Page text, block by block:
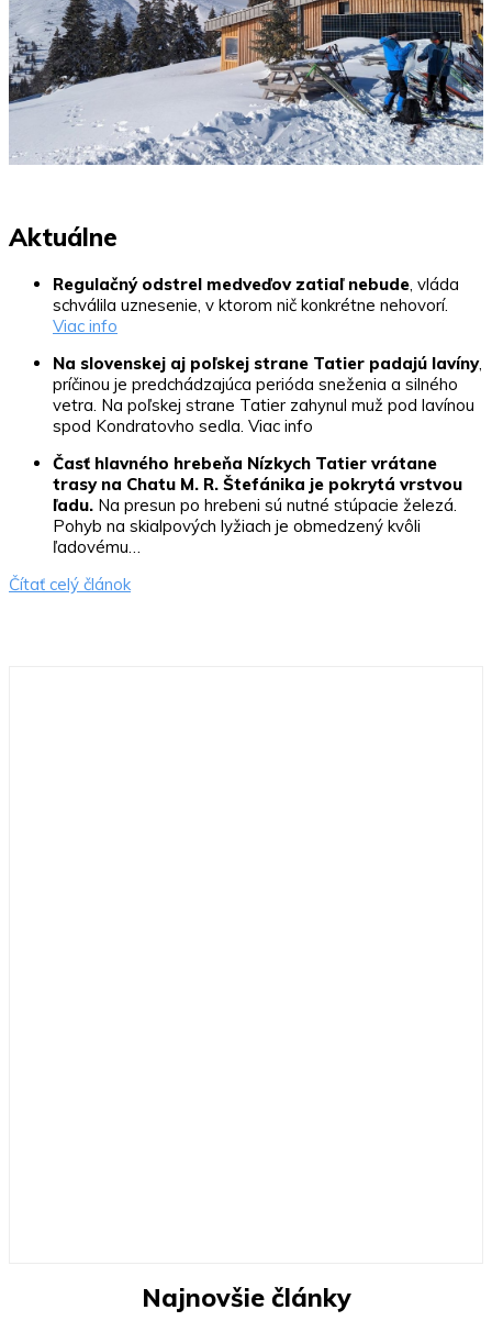
Aktuálne
Regulačný odstrel medveďov zatiaľ nebude, vláda
schválila uznesenie, v ktorom nič konkrétne nehovorí.
Viac info
Na slovenskej aj poľskej strane Tatier padajú lavíny,
príčinou je predchádzajúca perióda sneženia a silného
vetra. Na poľskej strane Tatier zahynul muž pod lavínou
spod Kondratovho sedla. Viac info
Časť hlavného hrebeňa Nízkych Tatier vrátane
trasy na Chatu M. R. Štefánika je pokrytá vrstvou
ľadu. Na presun po hrebeni sú nutné stúpacie železá.
Pohyb na skialpových lyžiach je obmedzený kvôli
ľadovému…
Čítať celý článok
Najnovšie články